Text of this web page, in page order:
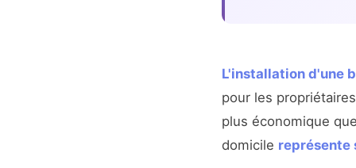
L'installation d'une
pour les
plus économique
domicile représente